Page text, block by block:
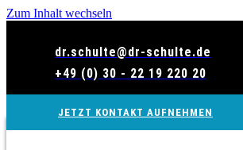
Zum Inhalt wechseln
dr.schulte@dr-schulte.de
+49 (0) 30 - 22 19 220 20
JETZT KONTAKT AUFNEHMEN